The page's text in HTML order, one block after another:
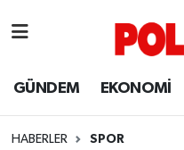
GÜNDEM EKONOMİ
HABERLER SPOR
Ayvalık
Balıkesir Hava